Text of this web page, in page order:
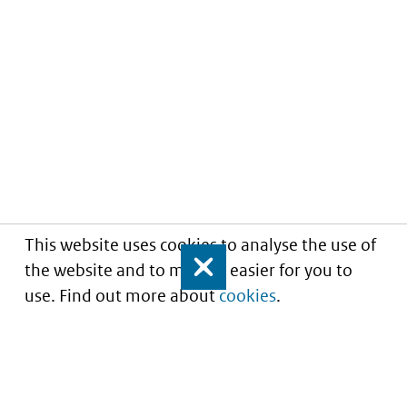
This website uses cookies to analyse the use of
the website and to make it easier for you to
use. Find out more aboutcookies.
Close